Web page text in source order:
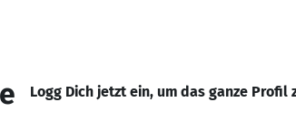
Logg Dich jetzt ein, um das ganze Profil